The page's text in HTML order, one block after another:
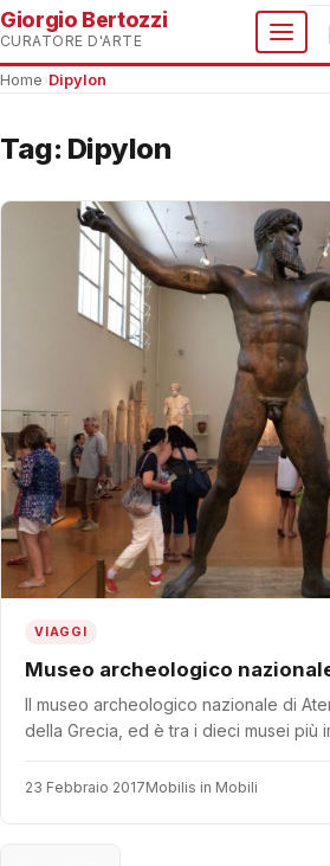
Giorgio Bertozzi
CURATORE D'ARTE
Home Dipylon
Tag: Dipylon
VIAGGI
Museo archeologico
Il museo archeologico nazionale di
della Grecia, ed è tra i dieci musei più
23 Febbraio 2017Mobilis in Mobili